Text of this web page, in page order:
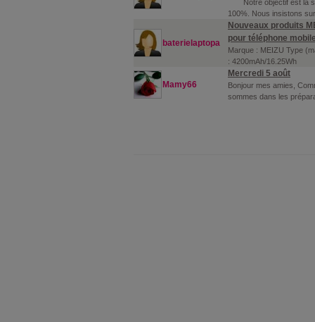
Notre objectif est la
100%. Nous insistons
baterielaptopa
Nouveaux produits
pour téléphone
Marque : MEIZU Type
: 4200mAh/16.25Wh
Mamy66
Mercredi 5 août
Bonjour mes amies,
sommes dans les